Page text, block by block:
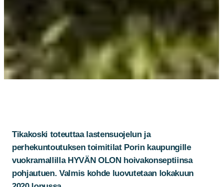
Tikakoski toteuttaa lastensuojelun ja
perhekuntoutuksen toimitilat Porin kaupungille
vuokramallilla HYVÄN OLON hoivakonseptiinsa
pohjautuen. Valmis kohde luovutetaan lokakuun